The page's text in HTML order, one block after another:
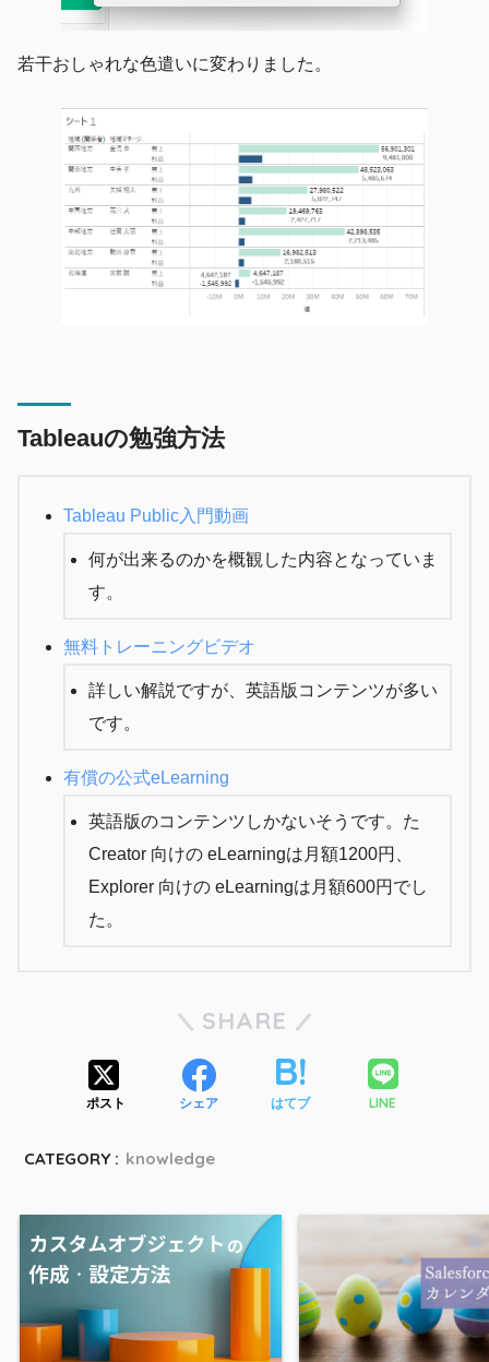
若干おしゃれな色遣いに変わりました。
Tableauの勉強方法
Tableau Public入門動画
何が出来るのかを概観した内容となっていま
す。
無料トレーニングビデオ
詳しい解説ですが、英語版コンテンツが多い
です。
有償の公式eLearning
英語版のコンテンツしかないそうです。た
Creator 向けの eLearningは月額1200円、
Explorer 向けの eLearningは月額600円でし
た。
SHARE
ポスト シェア はてブ LINE
CATEGORY : knowledge